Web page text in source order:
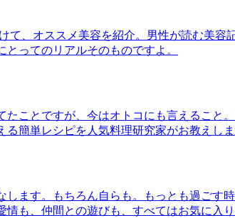
て、オススメ美容を紹介。男性が読む美
ってのリアルそのものですよ。
たことですが、今はオトコにも言えるこ
簡単レシピを人気料理研究家がお教えしま
ます。もちろん自らも。もっとも過ごす
も、仲間との遊びも、すべてはお気に入